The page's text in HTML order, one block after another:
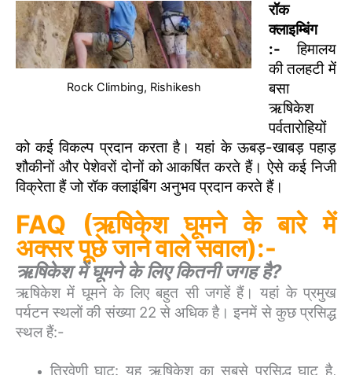
Rock Climbing, Rishikesh
रॉक
क्लाइम्बिंग
:-हिमालय
की तलहटी में
बसा
ऋषिकेश
पर्वतारोहियों
को कई विकल्प प्रदान करता है। यहां के ऊबड़-खाबड़ पहाड़
शौकीनों और पेशेवरों दोनों को आकर्षित करते हैं। ऐसे कई निजी
विक्रेता हैं जो रॉक क्लाइंबिंग अनुभव प्रदान करते हैं।
FAQ (ऋषिकेश घूमने के बारे में
अक्सर पूछे जाने वाले सवाल):-
ऋषिकेश में घूमने के लिए कितनी जगह है?
ऋषिकेश में घूमने के लिए बहुत सी जगहें हैं। यहां के प्रमुख
पर्यटन स्थलों की संख्या 22 से अधिक है। इनमें से कुछ प्रसिद्ध
स्थल हैं:-
त्रिवेणी घाट: यह ऋषिकेश का सबसे प्रसिद्ध घाट है,